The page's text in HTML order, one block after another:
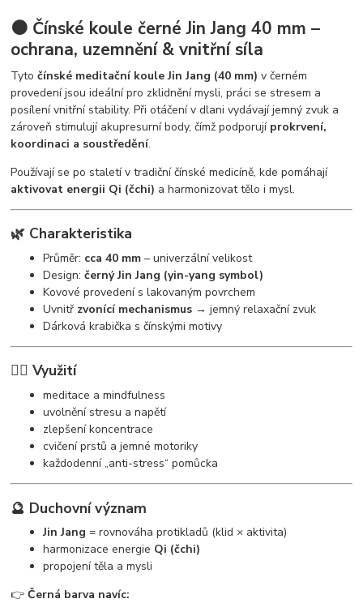
⚫ Čínské koule černé Jin Jang 40 mm –
ochrana, uzemnění & vnitřní síla
Tytočínské meditační koule Jin Jang (40 mm) v černém
provedení jsou ideální pro zklidnění mysli, práci se stresem a
posílení vnitřní stability. Při otáčení v dlani vydávají jemný zvuk a
zároveň stimulují akupresurní body, čímž podporují prokrvení,
koordinaci a soustředění.
Používají se po staletí v tradiční čínské medicíně, kde pomáhají
aktivovat energii Qi (čchi) a harmonizovat tělo i mysl.
🌿 Charakteristika
Průměr: cca 40 mm – univerzální velikost
Design:černý Jin Jang (yin-yang symbol)
Kovové provedení s lakovaným povrchem
Uvnitř zvonící mechanismus → jemný relaxační zvuk
Dárková krabička s čínskými motivy
🧘‍♀️ Využití
meditace a mindfulness
uvolnění stresu a napětí
zlepšení koncentrace
cvičení prstů a jemné motoriky
každodenní „anti-stress“ pomůcka
🔮 Duchovní význam
Jin Jang = rovnováha protikladů (klid × aktivita)
harmonizace energie Qi (čchi)
propojení těla a mysli
👉Černá barva navíc: